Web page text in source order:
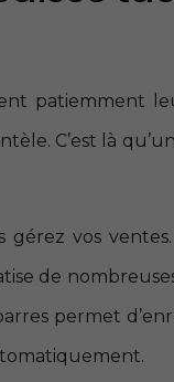
patiemment
C’est là
vos
de
permet